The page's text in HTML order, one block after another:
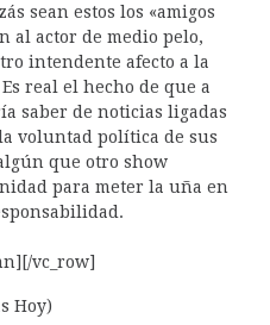
sean estos los «amigos
al actor de medio pelo,
intendente afecto a la
real el hecho de que a
saber de noticias ligadas
voluntad política de sus
que otro show
para meter la uña en
vc_row]
Hoy)